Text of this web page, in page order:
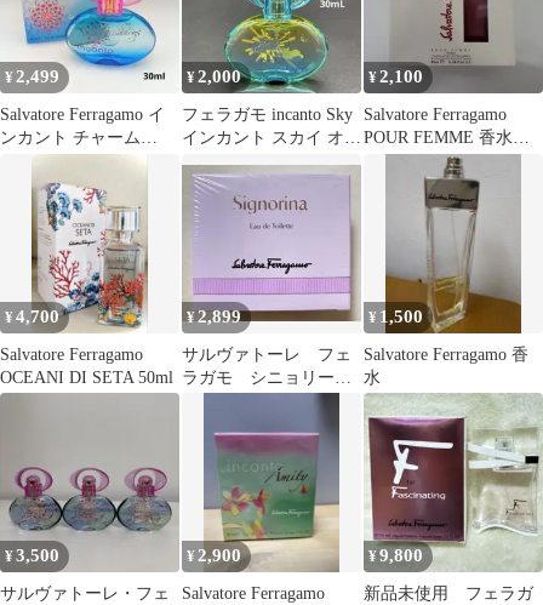
¥2,499
Salvatore Ferragamo イ
ンカント チャーム
¥2,000
フェラガモ incanto Sky
インカント スカイ オー
ドトワレ 30mL
¥2,100
Salvatore Ferragamo
POUR FEMME 香水
¥4,700
Salvatore Ferragamo
OCEANI DI SETA 50ml
¥2,899
サルヴァトーレ フェ
ラガモ シニョリー
¥ 1,500
Salvatore Ferragamo 香
水
¥3,500
サルヴァトーレ・フェ
¥ 2,900
Salvatore Ferragamo
¥9,800
新品未使用 フェラガ